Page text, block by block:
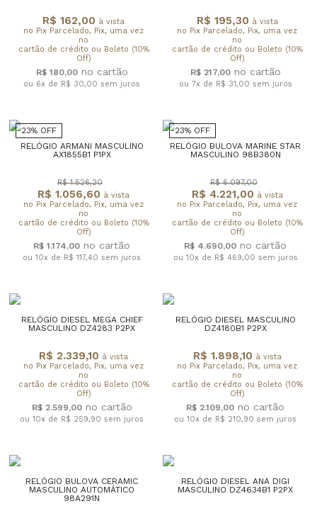
R$ 162,00 à vista
no Pix Parcelado, Pix, uma vez
no
cartão de crédito ou Boleto (10%
Off)
R$ 180,00
ou 6x de R$ 30,00 sem juros
R$ 195,30 à vista
no Pix Parcelado, Pix, uma vez
no
cartão de crédito ou Boleto (10%
Off)
R$ 217,00
ou 7x de R$ 31,00 sem juros
23% OFF
RELÓGIO ARMANI MASCULINO
AX1855B1 P1PX
R$ 1.056,60 à vista
no Pix Parcelado, Pix, uma vez
no
cartão de crédito ou Boleto (10%
Off)
R$ 1.526,20
R$ 1.174,00
ou 10x de R$ 117,40 sem juros
23% OFF
RELÓGIO BULOVA MARINE STAR
MASCULINO 98B380N
R$ 4.221,00 à vista
no Pix Parcelado, Pix, uma vez
no
cartão de crédito ou Boleto (10%
Off)
R$ 6.097,00
R$ 4.690,00
ou 10x de R$ 469,00 sem juros
RELÓGIO DIESEL MEGA CHIEF
MASCULINO DZ4283 P2PX
R$ 2.339,10 à vista
no Pix Parcelado, Pix, uma vez
no
cartão de crédito ou Boleto (10%
Off)
R$ 2.599,00
ou 10x de R$ 259,90 sem juros
RELÓGIO DIESEL MASCULINO
DZ4180B1 P2PX
R$ 1.898,10 à vista
no Pix Parcelado, Pix, uma vez
no
cartão de crédito ou Boleto (10%
Off)
R$ 2.109,00
ou 10x de R$ 210,90 sem juros
RELÓGIO BULOVA CERAMIC
MASCULINO AUTOMÁTICO
98A291N
RELÓGIO DIESEL ANA DIGI
MASCULINO DZ4634B1 P2PX